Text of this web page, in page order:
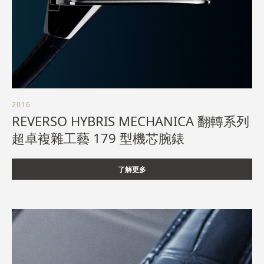
2016
REVERSO HYBRIS MECHANICA 翻轉系列
超卓複雜工藝 179 型機芯腕錶
了解更多